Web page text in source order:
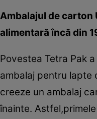
Ambalajul de carton
alimentară încă din
Povestea Tetra Pak
ambalaj pentru lapte
creeze un ambalaj
înainte.